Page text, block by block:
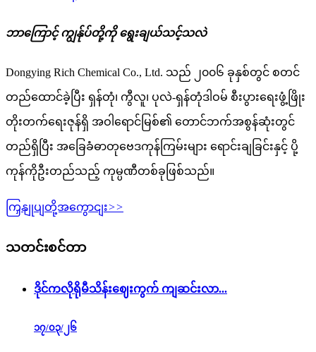
ဘာကြောင့် ကျွန်ုပ်တို့ကို ရွေးချယ်သင့်သလဲ
Dongying Rich Chemical Co., Ltd. သည် ၂၀၀၆ ခုနှစ်တွင် စတင်
တည်ထောင်ခဲ့ပြီး ရှန်တုံ၊ ကွီလူ၊ ပုလဲ-ရှန်တုံဒါဝမ် စီးပွားရေးဖွံ့ဖြိုး
တိုးတက်ရေးဇုန်ရှိ အဝါရောင်မြစ်၏ တောင်ဘက်အစွန်ဆုံးတွင်
တည်ရှိပြီး အခြေခံဓာတုဗေဒကုန်ကြမ်းများ ရောင်းချခြင်းနှင့် ပို့
ကုန်ကိုဦးတည်သည့် ကုမ္ပဏီတစ်ခုဖြစ်သည်။
ကြှနျုပျတို့အကွောငျး>>
သတင်းစင်တာ
ဒိုင်ကလိုရိုမီသိန်းဈေးကွက် ကျဆင်းလာ...
၁၇/၀၃/၂၆